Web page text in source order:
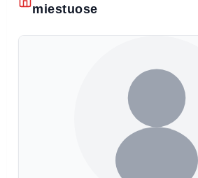
miestuose